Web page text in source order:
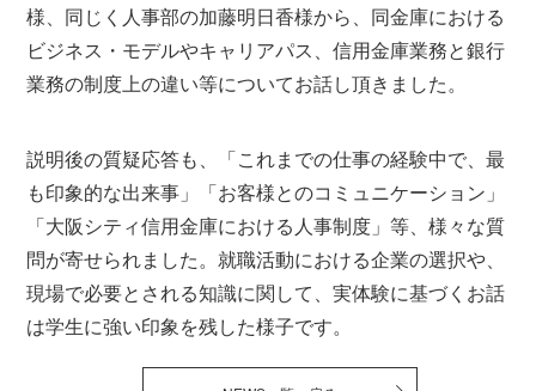
様、同じく人事部の加藤明日香様から、同金庫における
ビジネス・モデルやキャリアパス、信用金庫業務と銀行
業務の制度上の違い等についてお話し頂きました。
説明後の質疑応答も、「これまでの仕事の経験中で、最
も印象的な出来事」「お客様とのコミュニケーション」
「大阪シティ信用金庫における人事制度」等、様々な質
問が寄せられました。就職活動における企業の選択や、
現場で必要とされる知識に関して、実体験に基づくお話
は学生に強い印象を残した様子です。